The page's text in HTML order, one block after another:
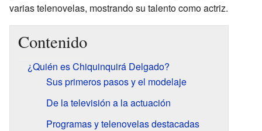
varias telenovelas, mostrando su talento como actriz.
Contenido
¿Quién es Chiquinquirá Delgado?
Sus primeros pasos y el modelaje
De la televisión a la actuación
Programas y telenovelas destacadas